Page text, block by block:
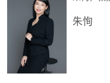
朱恂